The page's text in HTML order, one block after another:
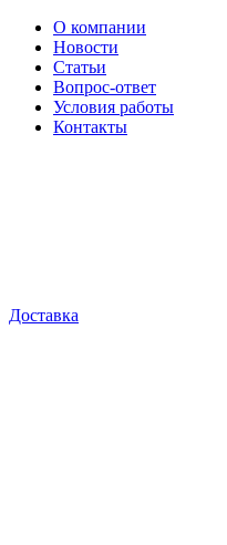
О компании
Новости
Статьи
Вопрос-ответ
Условия работы
Контакты
Доставка